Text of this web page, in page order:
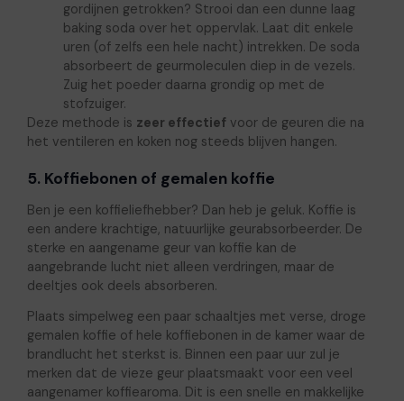
gordijnen getrokken? Strooi dan een dunne laag
baking soda over het oppervlak. Laat dit enkele
uren (of zelfs een hele nacht) intrekken. De soda
absorbeert de geurmoleculen diep in de vezels.
Zuig het poeder daarna grondig op met de
stofzuiger.
Deze methode is zeer effectief voor de geuren die na
het ventileren en koken nog steeds blijven hangen.
5. Koffiebonen of gemalen koffie
Ben je een koffieliefhebber? Dan heb je geluk. Koffie is
een andere krachtige, natuurlijke geurabsorbeerder. De
sterke en aangename geur van koffie kan de
aangebrande lucht niet alleen verdringen, maar de
deeltjes ook deels absorberen.
Plaats simpelweg een paar schaaltjes met verse, droge
gemalen koffie of hele koffiebonen in de kamer waar de
brandlucht het sterkst is. Binnen een paar uur zul je
merken dat de vieze geur plaatsmaakt voor een veel
aangenamer koffiearoma. Dit is een snelle en makkelijke